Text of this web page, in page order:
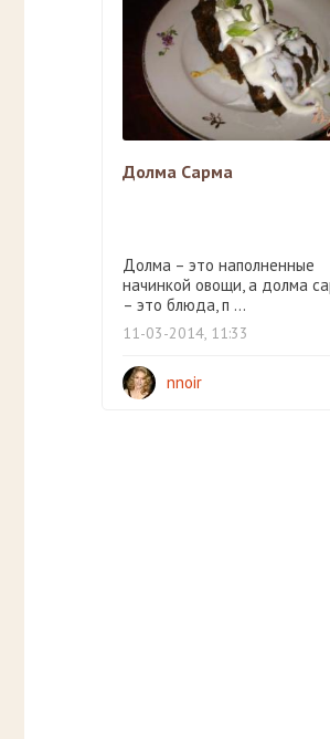
Долма Сарма
Долма – это наполненные
начинкой овощи, а долма
– это блюда, п ...
11-03-2014, 11:33
nnoir